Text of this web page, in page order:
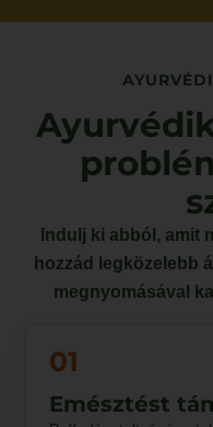
Indulj ki abból, amit
hozzád legközelebb
megnyomásával
01
Emésztést